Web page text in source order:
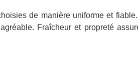
de manière uniforme et
Fraîcheur et propreté